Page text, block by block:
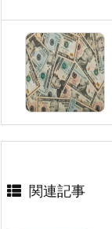
関連記事